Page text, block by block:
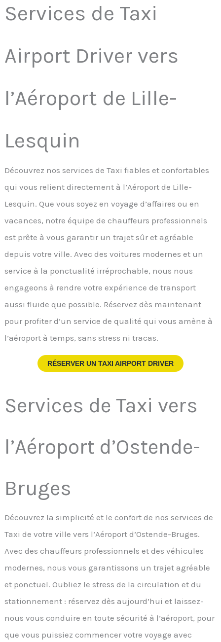
Services de Taxi
Airport Driver vers
l’Aéroport de Lille-
Lesquin
Découvrez nos services de Taxi fiables et confortables
qui vous relient directement à l’Aéroport de Lille-
Lesquin. Que vous soyez en voyage d’affaires ou en
vacances, notre équipe de chauffeurs professionnels
est prête à vous garantir un trajet sûr et agréable
depuis votre ville. Avec des voitures modernes et un
service à la ponctualité irréprochable, nous nous
engageons à rendre votre expérience de transport
aussi fluide que possible. Réservez dès maintenant
pour profiter d’un service de qualité qui vous amène à
l’aéroport à temps, sans stress ni tracas.
RÉSERVER UN TAXI AIRPORT DRIVER
Services de Taxi vers
l’Aéroport d’Ostende-
Bruges
Découvrez la simplicité et le confort de nos services de
Taxi de votre ville vers l’Aéroport d’Ostende-Bruges.
Avec des chauffeurs professionnels et des véhicules
modernes, nous vous garantissons un trajet agréable
et ponctuel. Oubliez le stress de la circulation et du
stationnement : réservez dès aujourd’hui et laissez-
nous vous conduire en toute sécurité à l’aéroport, pour
que vous puissiez commencer votre voyage avec